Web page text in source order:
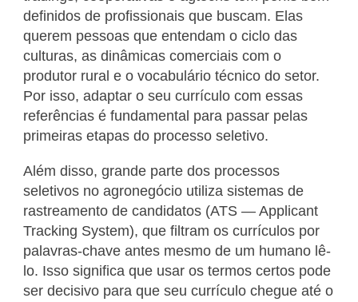
definidos de profissionais que buscam. Elas
querem pessoas que entendam o ciclo das
culturas, as dinâmicas comerciais com o
produtor rural e o vocabulário técnico do setor.
Por isso, adaptar o seu currículo com essas
referências é fundamental para passar pelas
primeiras etapas do processo seletivo.
Além disso, grande parte dos processos
seletivos no agronegócio utiliza sistemas de
rastreamento de candidatos (ATS — Applicant
Tracking System), que filtram os currículos por
palavras-chave antes mesmo de um humano lê-
lo. Isso significa que usar os termos certos pode
ser decisivo para que seu currículo chegue até o